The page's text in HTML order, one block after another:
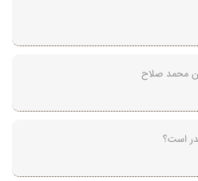
محمد صلاح
است؟